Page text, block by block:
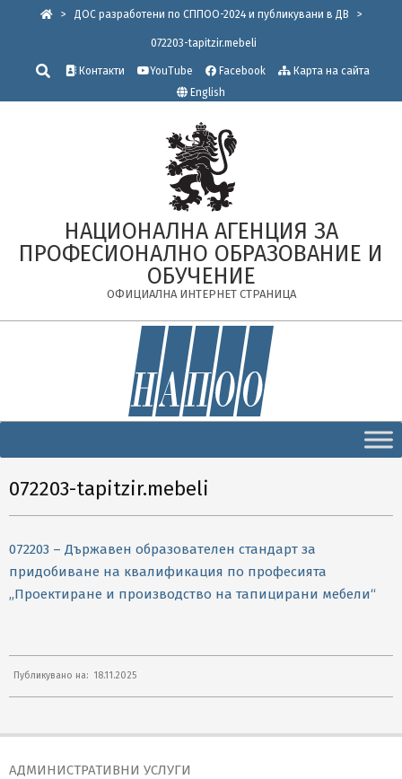
> ДОС разработени по СППОО-2024 и публикувани в ДВ >
072203-tapitzir.mebeli
Търсене
Контакти YouTube Facebook
Карта на сайта
English
НАЦИОНАЛНА АГЕНЦИЯ ЗА
ПРОФЕСИОНАЛНО ОБРАЗОВАНИЕ И
ОБУЧЕНИЕ
ОФИЦИАЛНА ИНТЕРНЕТ СТРАНИЦА
Navigation
072203-tapitzir.mebeli
072203 – Държавен образователен стандарт за
придобиване на квалификация по професията
„Проектиране и производство на тапицирани мебели“
Публикувано на: 18.11.2025
АДМИНИСТРАТИВНИ УСЛУГИ